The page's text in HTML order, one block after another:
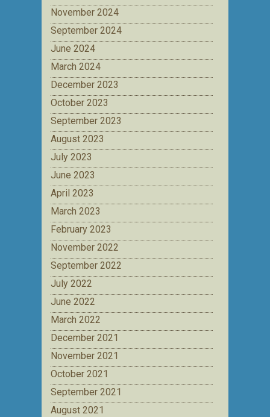
November 2024
September 2024
June 2024
March 2024
December 2023
October 2023
September 2023
August 2023
July 2023
June 2023
April 2023
March 2023
February 2023
November 2022
September 2022
July 2022
June 2022
March 2022
December 2021
November 2021
October 2021
September 2021
August 2021